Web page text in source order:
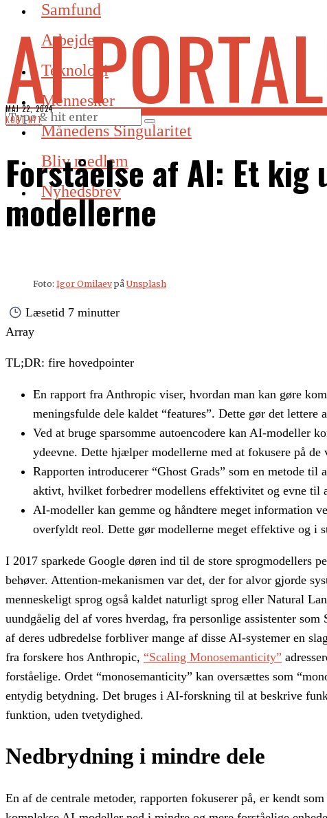
Samfund
Arbejde
Teknologi
Mennesker
Månedens Singularitet
Bliv medlem
Nyhedsbrev
AI
MAJ 22, 2024
KORT NYT
Forståelse af AI: Et
modellerne
Foto: Igor Omilaev på Unsplash
Læsetid 7 minutter
Array
TL;DR: fire hovedpointer
En rapport fra Anthropic viser, hvordan man kan gøre
meningsfulde dele kaldet “features”. Dette gør det
Ved at bruge sparsomme autoencodere kan AI-modeller
ydeevne. Dette hjælper modellerne med at fokusere på
Rapporten introducerer “Ghost Grads” som en metode
aktivt, hvilket forbedrer modellens effektivitet og evne til
AI-modeller kan gemme og håndtere meget information
overfyldt reol. Dette gør modellerne meget effektive og i
I 2017 sparkede Google døren ind til de store sprogmodellers
behøver. Attention-mekanismen var det, der for alvor gjorde
menneskeligt sprog også kaldet naturligt sprog eller Natural
uundgåelig del af vores hverdag, fra personlige assistenter
af deres udbredelse forbliver mange af disse AI-systemer en
fra forskere hos Anthropic, “Scaling Monosemanticity”
forståelige. Ordet “monosemanticity” kan oversættes som
entydig betydning. Det bruges i AI-forskning til at beskrive
funktion, uden tvetydighed.
Nedbrydning i mindre dele
En af de centrale metoder, rapporten fokuserer på, er kendt